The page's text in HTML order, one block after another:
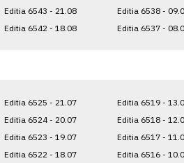
Editia 6543 - 21.08
Editia 6542 - 18.08
Editia 6538 -
Editia 6537 -
Editia 6525 - 21.07
Editia 6524 - 20.07
Editia 6523 - 19.07
Editia 6522 - 18.07
Editia 6519 -
Editia 6518 -
Editia 6517 -
Editia 6516 -